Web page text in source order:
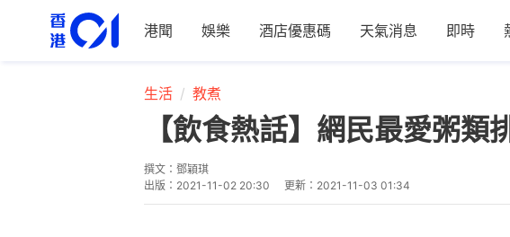
港聞 娛樂 酒店優惠碼 天氣消息 即時
生活 教煮
【飲食熱話】網民最愛粥
撰文： 鄧穎琪
出版： 2021-11-02 20:30 更新： 2021-11-03 01:34